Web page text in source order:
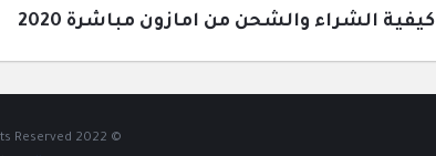
كيفية الشراء والشحن من امازون مباشرة 2020
© 2022 2olly.com. All Rights Reserved